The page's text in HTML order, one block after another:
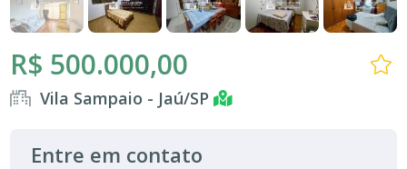
R$ 500.000,00
Vila Sampaio - Jaú/SP
Entre em contato